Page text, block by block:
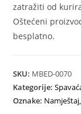
zatražiti od
Oštećeni
besplatno.
SKU: MBED-0070
Kategorije:
Oznake: Namještaj